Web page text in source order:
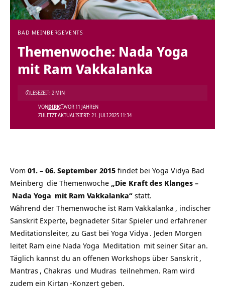
BAD MEINBERG EVENTS
Themenwoche: Nada Yoga
mit Ram Vakkalanka
ZULETZT AKTUALISIERT: 21. JULI 2025 11:34
VONDIRK VOR 11 JAHREN
LESEZEIT: 2 MIN
Vom 01. – 06. September 2015 findet bei Yoga Vidya Bad
Meinberg die Themenwoche „Die Kraft des Klanges –
Nada Yoga mit Ram Vakkalanka“ statt.
Während der Themenwoche ist Ram Vakkalanka , indischer
Sanskrit Experte, begnadeter Sitar Spieler und erfahrener
Meditationsleiter, zu Gast bei Yoga Vidya . Jeden Morgen
leitet Ram eine Nada Yoga Meditation mit seiner Sitar an.
Täglich kannst du an offenen Workshops über Sanskrit ,
Mantras , Chakras und Mudras teilnehmen. Ram wird
zudem ein Kirtan -Konzert geben.